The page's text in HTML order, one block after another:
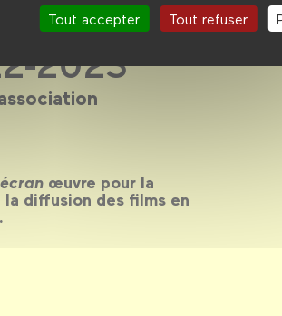
Tout accepter Tout refuser
grand
2023
œuvre pour la
diffusion des films en